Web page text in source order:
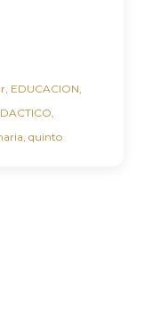
EDUCACION
quinto